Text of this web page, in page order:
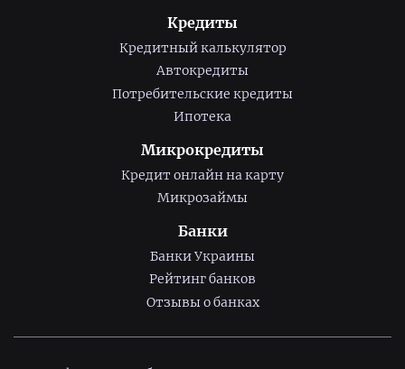
Кредиты
Кредитный калькулятор
Автокредиты
Потребительские кредиты
Ипотека
Микрокредиты
Кредит онлайн на карту
Микрозаймы
Банки
Банки Украины
Рейтинг банков
Отзывы о банках